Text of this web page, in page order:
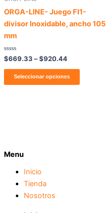
ORGA-LINE- Juego FI1-
divisor Inoxidable, ancho 105
mm
Valorado
con
0
$669.33 –$920.44
Seleccionar opciones
se
pueden
página
Menu
Inicio
Tienda
Nosotros